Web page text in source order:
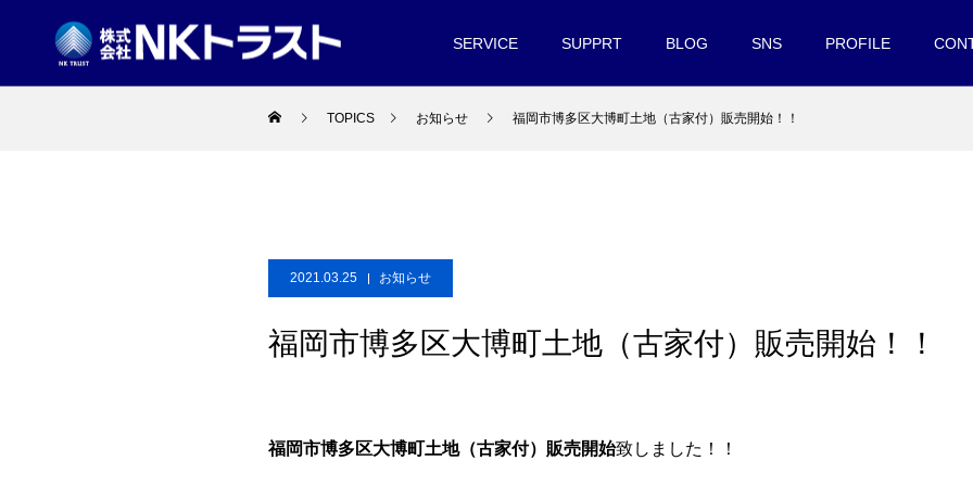
SERVICE SUPPRT BLOG SNS PROFILE
TOPICS お知らせ 福岡市博多区大博町土地（古家付）販売開始！！
2021.03.25 お知らせ
福岡市博多区大博町土地（古家付）販売開始！！
福岡市博多区大博町土地（古家付）販売開始致しました！！